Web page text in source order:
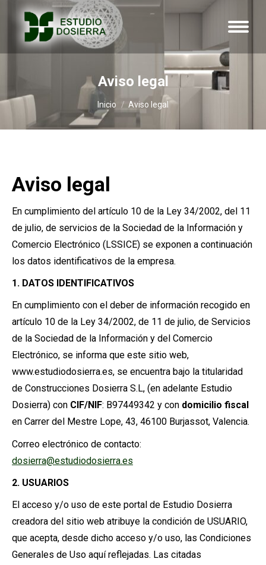
Aviso legal
Estás aquí:
Inicio Aviso legal
Aviso legal
En cumplimiento del artículo 10 de la Ley 34/2002, del 11
de julio, de servicios de la Sociedad de la Información y
Comercio Electrónico (LSSICE) se exponen a continuación
los datos identificativos de la empresa.
1. DATOS IDENTIFICATIVOS
En cumplimiento con el deber de información recogido en
artículo 10 de la Ley 34/2002, de 11 de julio, de Servicios
de la Sociedad de la Información y del Comercio
Electrónico, se informa que este sitio web,
www.estudiodosierra.es, se encuentra bajo la titularidad
de Construcciones Dosierra S.L, (en adelante Estudio
Dosierra) con CIF/NIF: B97449342 y con domicilio fiscal
en Carrer del Mestre Lope, 43, 46100 Burjassot, Valencia.
Correo electrónico de contacto:
dosierra@estudiodosierra.es
2. USUARIOS
El acceso y/o uso de este portal de Estudio Dosierra
creadora del sitio web atribuye la condición de USUARIO,
que acepta, desde dicho acceso y/o uso, las Condiciones
Generales de Uso aquí reflejadas. Las citadas